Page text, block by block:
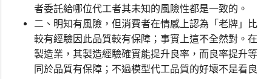
者委託給哪位代工者其未知的風險性都是一致的。
二、明知有風險，但消費者在情感上認為「老牌」比
較有經驗因此品質較有保障；事實上這不全然對。在
製造業，其製造經驗確實能提升良率，而良率提升等
同於品質有保障；不過模型代工品質的好壞不是看良